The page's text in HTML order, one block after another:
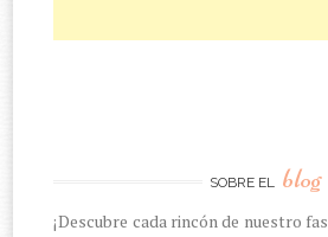
SOBRE EL blog
¡Descubre cada rincón de nuestro